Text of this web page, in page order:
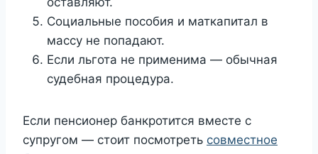
Социальные пособия и маткапитал в
массу не попадают.
Если льгота не применима — обычная
судебная процедура.
Если пенсионер банкротится вместе с
супругом — стоит посмотреть совместное